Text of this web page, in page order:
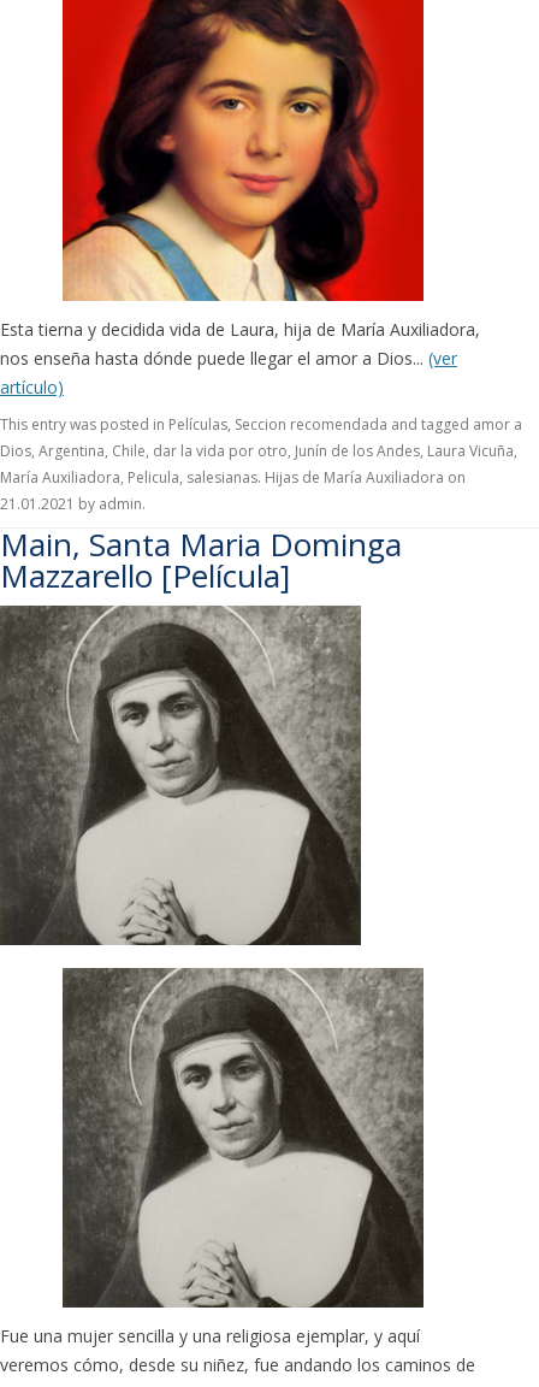
Esta tierna y decidida vida de Laura, hija de María Auxiliadora,
nos enseña hasta dónde puede llegar el amor a Dios... (ver
artículo)
This entry was posted in Películas, Seccion recomendada and tagged amor a
Dios, Argentina, Chile, dar la vida por otro, Junín de los Andes, Laura Vicuña,
María Auxiliadora, Pelicula, salesianas. Hijas de María Auxiliadora on
21.01.2021 by admin.
Main, Santa Maria Dominga
Mazzarello [Película]
Fue una mujer sencilla y una religiosa ejemplar, y aquí
veremos cómo, desde su niñez, fue andando los caminos de